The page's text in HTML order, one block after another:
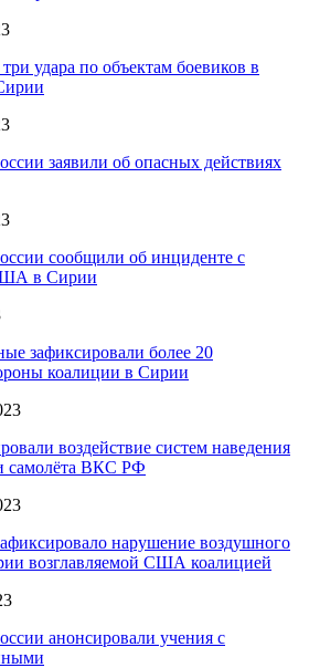
удара по объектам боевиков в
заявили об опасных действиях
сообщили об инциденте с
в Сирии
зафиксировали более 20
коалиции в Сирии
воздействие систем наведения
самолёта ВКС РФ
нарушение воздушного
возглавляемой США коалицией
анонсировали учения с